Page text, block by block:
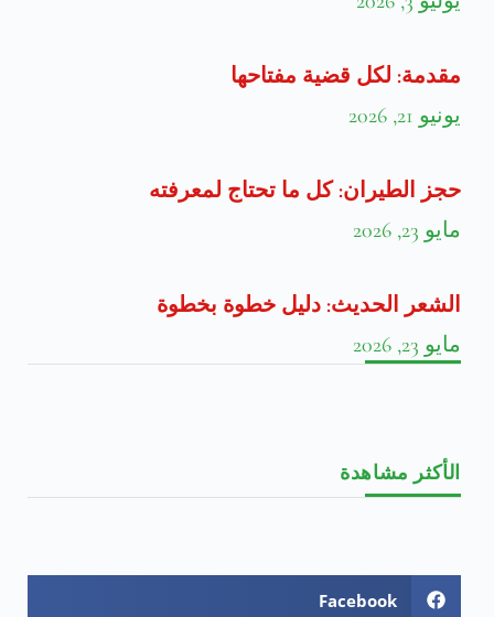
مقدمة: لكل قضية مفتاحها
يونيو 21, 2026
حجز الطيران: كل ما تحتاج لمعرفته
مايو 23, 2026
الشعر الحديث: دليل خطوة بخطوة
مايو 23, 2026
الأكثر مشاهدة
Facebook